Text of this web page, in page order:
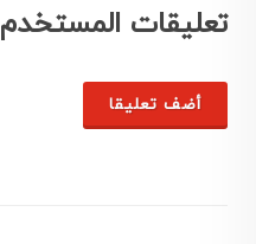
تعليقات المستخدم
أضف تعليقا